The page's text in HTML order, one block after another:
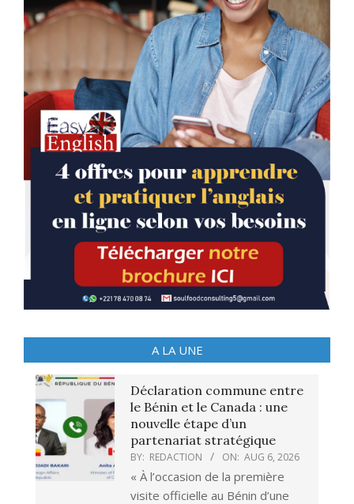
A LA UNE
Déclaration commune entre
le Bénin et le Canada : une
nouvelle étape d’un
partenariat stratégique
BY: REDACTION ON: AUG 6, 2026
« À l’occasion de la première
visite officielle au Bénin d’une